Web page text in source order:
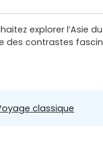
explorer l’Asie
des contrastes
classique